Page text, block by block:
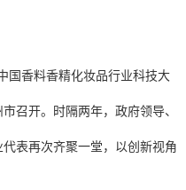
国香料香精化妆品行业科技大
召开。时隔两年，政府领导、
表再次齐聚一堂，以创新视角